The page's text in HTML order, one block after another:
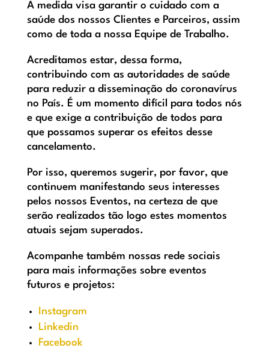
A medida visa garantir o cuidado com a
saúde dos nossos Clientes e Parceiros, assim
como de toda a nossa Equipe de Trabalho.
Acreditamos estar, dessa forma,
contribuindo com as autoridades de saúde
para reduzir a disseminação do coronavírus
no País. É um momento difícil para todos nós
e que exige a contribuição de todos para
que possamos superar os efeitos desse
cancelamento.
Por isso, queremos sugerir, por favor, que
continuem manifestando seus interesses
pelos nossos Eventos, na certeza de que
serão realizados tão logo estes momentos
atuais sejam superados.
Acompanhe também nossas rede sociais
para mais informações sobre eventos
futuros e projetos:
Instagram
Linkedin
Facebook